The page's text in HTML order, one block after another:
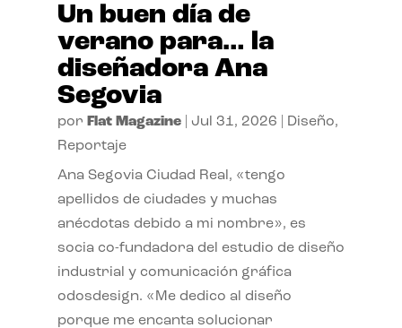
Un buen día de
verano para… la
diseñadora Ana
Segovia
por Flat Magazine| Jul 31, 2026 Diseño,
Reportaje
Ana Segovia Ciudad Real, «tengo
apellidos de ciudades y muchas
anécdotas debido a mi nombre», es
socia co-fundadora del estudio de diseño
industrial y comunicación gráfica
odosdesign. «Me dedico al diseño
porque me encanta solucionar